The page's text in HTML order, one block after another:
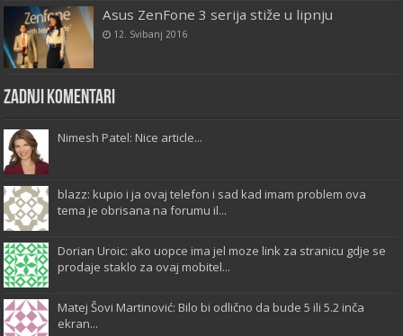
Asus ZenFone 3 serija stiže u lipnju
12. Svibanj 2016
Zadnji komentari
Nimesh Patel: Nice article...
blazz: kupio i ja ovaj telefon i sad kad imam problem ova
tema je obrisana na forumu il...
Dorian Uroic: ako uopce ima jel moze link za stranicu gdje se
prodaje staklo za ovaj mobitel...
Matej Šovi Martinović: Bilo bi odlično da bude 5 ili 5.2 inča
ekran...